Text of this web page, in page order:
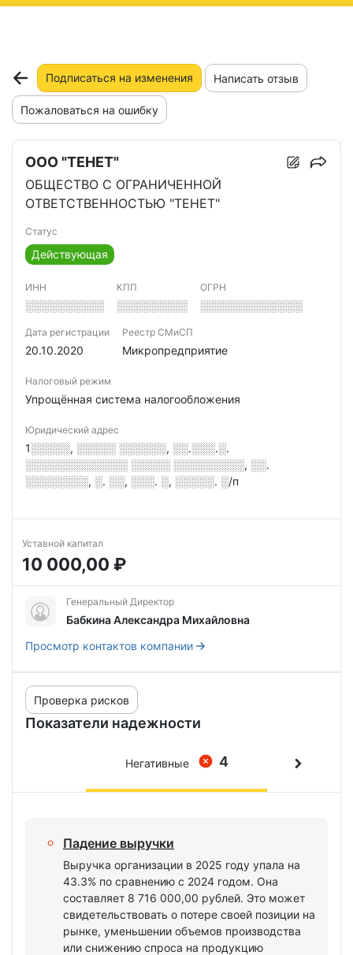
Подписаться на изменения Написать отзыв
Пожаловаться на ошибку
ООО "ТЕНЕТ"
ОБЩЕСТВО С ОГРАНИЧЕННОЙ
ОТВЕТСТВЕННОСТЬЮ "ТЕНЕТ"
Статус
Действующая
ИНН
░░░░░░░░░░
КПП
░░░░░░░░░
ОГРН
░░░░░░░░░░░░░
Дата регистрации
20.10.2020
Реестр СМиСП
Микропредприятие
Налоговый режим
Упрощённая система налогообложения
Юридический адрес
1░░░░░, ░░░░░ ░░░░░░, ░░.░░░.░.
░░░░░░░░░░░░░ ░░░░░ ░░░░░░░░░, ░░.
░░░░░░░░, ░. ░░, ░░░. ░, ░░░░░. ░/п
Уставной капитал
10 000,00 ₽
Генеральный Директор
Бабкина Александра Михайловна
Просмотр контактов компании
Показатели надежности
Проверка рисков
4
Негативные
Падение выручки
Выручка организации в 2025 году упала на
43.3% по сравнению с 2024 годом. Она
составляет 8 716 000,00 рублей. Это может
свидетельствовать о потере своей позиции на
рынке, уменьшении объемов производства
или снижению спроса на продукцию